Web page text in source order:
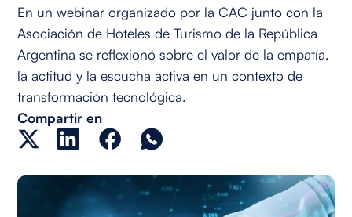
En un webinar organizado por la CAC junto con la
Asociación de Hoteles de Turismo de la República
Argentina se reflexionó sobre el valor de la empatía,
la actitud y la escucha activa en un contexto de
transformación tecnológica.
Compartir en